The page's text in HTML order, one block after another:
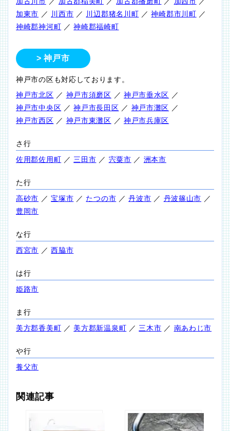
加東市 ／ 川西市 ／ 川辺郡猪名川町 ／神崎郡市川町 ／
神崎郡神河町 ／神崎郡福崎町
神戸市
神戸市の区も対応しております。
神戸市北区 ／ 神戸市須磨区 ／ 神戸市垂水区 ／
神戸市中央区 ／神戸市長田区 ／ 神戸市灘区 ／
神戸市西区 ／ 神戸市東灘区 ／ 神戸市兵庫区
さ行
佐用郡佐用町 ／三田市 ／ 宍粟市 ／ 洲本市
た行
高砂市 ／宝塚市 ／ たつの市 ／丹波市 ／ 丹波篠山市 ／
豊岡市
な行
西宮市 ／西脇市
は行
姫路市
ま行
美方郡香美町 ／ 美方郡新温泉町 ／三木市 ／ 南あわじ市
や行
養父市
関連記事